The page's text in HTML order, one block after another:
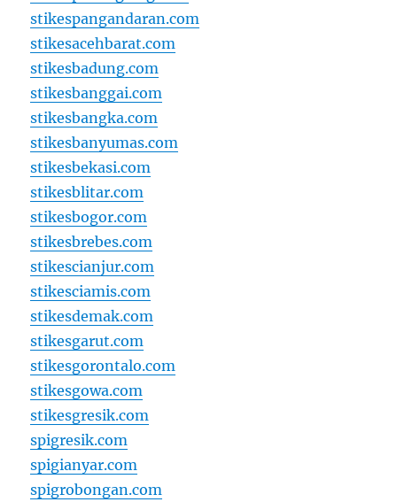
stikespangandaran.com
stikesacehbarat.com
stikesbadung.com
stikesbanggai.com
stikesbangka.com
stikesbanyumas.com
stikesbekasi.com
stikesblitar.com
stikesbogor.com
stikesbrebes.com
stikescianjur.com
stikesciamis.com
stikesdemak.com
stikesgarut.com
stikesgorontalo.com
stikesgowa.com
stikesgresik.com
spigresik.com
spigianyar.com
spigrobongan.com